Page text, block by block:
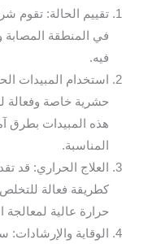
تقييم الحالة: تقوم
في المنطقة المصابة
فيه.
استخدام المبيدات
حشرية خاصة وفعالة
هذه المبيدات بطرق
المناسبة.
العلاج الحراري: قد
كطريقة فعالة
حرارة عالية لمعالجة
الوقاية